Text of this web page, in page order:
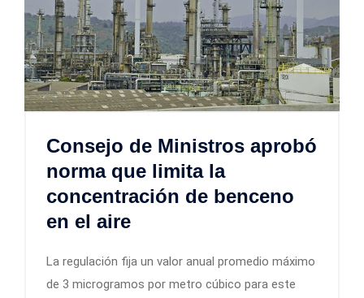
Consejo de Ministros aprobó
norma que limita la
concentración de benceno
en el aire
La regulación fija un valor anual promedio máximo
de 3 microgramos por metro cúbico para este